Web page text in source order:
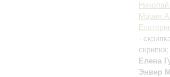
Мария
-
Елена
Энвер